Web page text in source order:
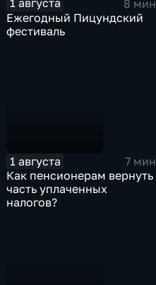
1 августа
8 мин
Ежегодный Пицундский
фестиваль
1 августа
7 мин
Как пенсионерам вернуть
часть уплаченных
налогов?